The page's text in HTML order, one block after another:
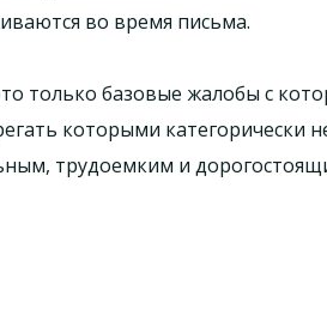
во время письма.
только базовые жалобы с
которыми категорически
трудоемким и